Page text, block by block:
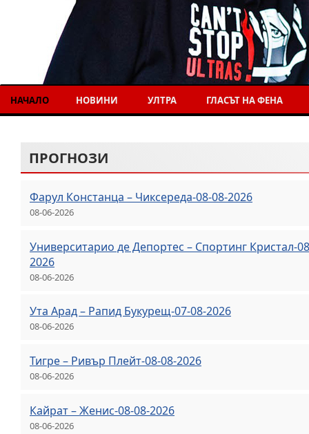
НАЧАЛО НОВИНИ УЛТРА ГЛАСЪТ НА ФЕНА
ПРОГНОЗИ
Фарул Констанца – Чиксереда-08-08-2026
08-06-2026
Университарио де Депортес – Спортинг Кристал-
2026
08-06-2026
Ута Арад – Рапид Букурещ-07-08-2026
08-06-2026
Тигре – Ривър Плейт-08-08-2026
08-06-2026
Кайрат – Женис-08-08-2026
08-06-2026